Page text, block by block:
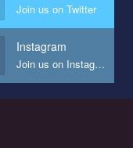
нам реализовать
на почве
наш канал YouTube
Join us on Twitter
Instagram
Join us on Instagram